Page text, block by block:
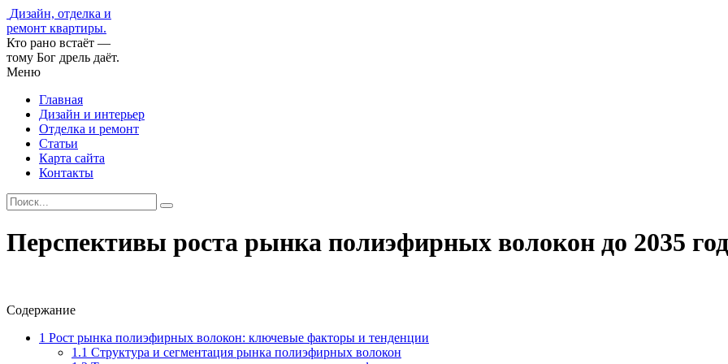
Дизайн, отделка и
ремонт квартиры.
Кто рано встаёт —
тому Бог дрель даёт.
Меню
Главная
Дизайн и интерьер
Отделка и ремонт
Статьи
Карта сайта
Контакты
Перспективы роста рынка полиэфирных волокон до 2035
Содержание
1 Рост рынка полиэфирных волокон: ключевые факторы и тенденции
1.1 Структура и сегментация рынка полиэфирных волокон